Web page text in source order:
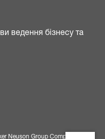
ведення бізнесу та
Neuson Group Company